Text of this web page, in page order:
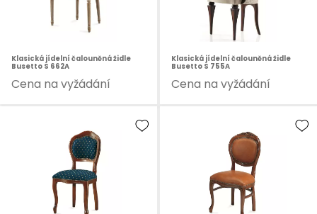
Klasická jídelní čalouněná židle
Busetto S 662A
Cena na vyžádání
Klasická jídelní čalouněná židle
Busetto S 755A
Cena na vyžádání